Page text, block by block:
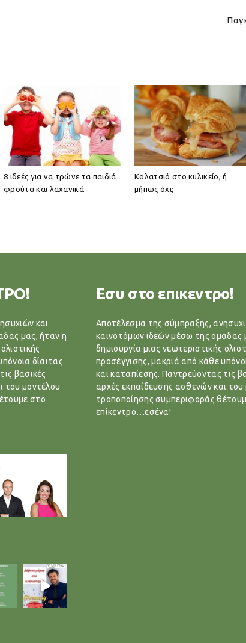
8 ιδεές για να τρώνε τα παιδιά
φρούτα και λαχανικά
Κολατσιό στο κυλικείο, ή
μήπως όχι;
και
μας, ήταν η
δίαιτας
βασικές
του μοντέλου
στο
Εσυ στο επικεντρο!
Αποτέλεσμα της σύμπραξης,
καινοτόμων ιδεών μέσω της ομαδας
δημιουργία μιας νεωτεριστικής
προσέγγισης, μακριά από κάθε
και καταπίεσης. Παντρεύοντας τις
αρχές εκπαίδευσης ασθενών και του
τροποποίησης συμπεριφοράς
επίκεντρο…εσένα!